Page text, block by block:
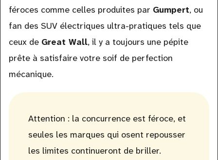
féroces comme celles produites par Gumpert, ou
fan des SUV électriques ultra-pratiques tels que
ceux de Great Wall, il y a toujours une pépite
prête à satisfaire votre soif de perfection
mécanique.
Attention : la concurrence est féroce, et
seules les marques qui osent repousser
les limites continueront de briller.